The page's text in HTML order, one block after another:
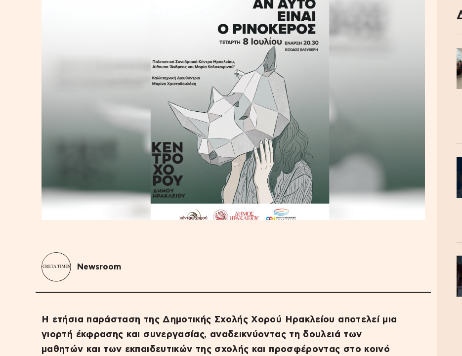
Newsroom
Η ετήσια παράσταση της Δημοτικής Σχολής Χορού Ηρακλείου αποτελεί μια
γιορτή έκφρασης και συνεργασίας, αναδεικνύοντας τη δουλειά των
μαθητών και των εκπαιδευτικών της σχολής και προσφέροντας στο κοινό